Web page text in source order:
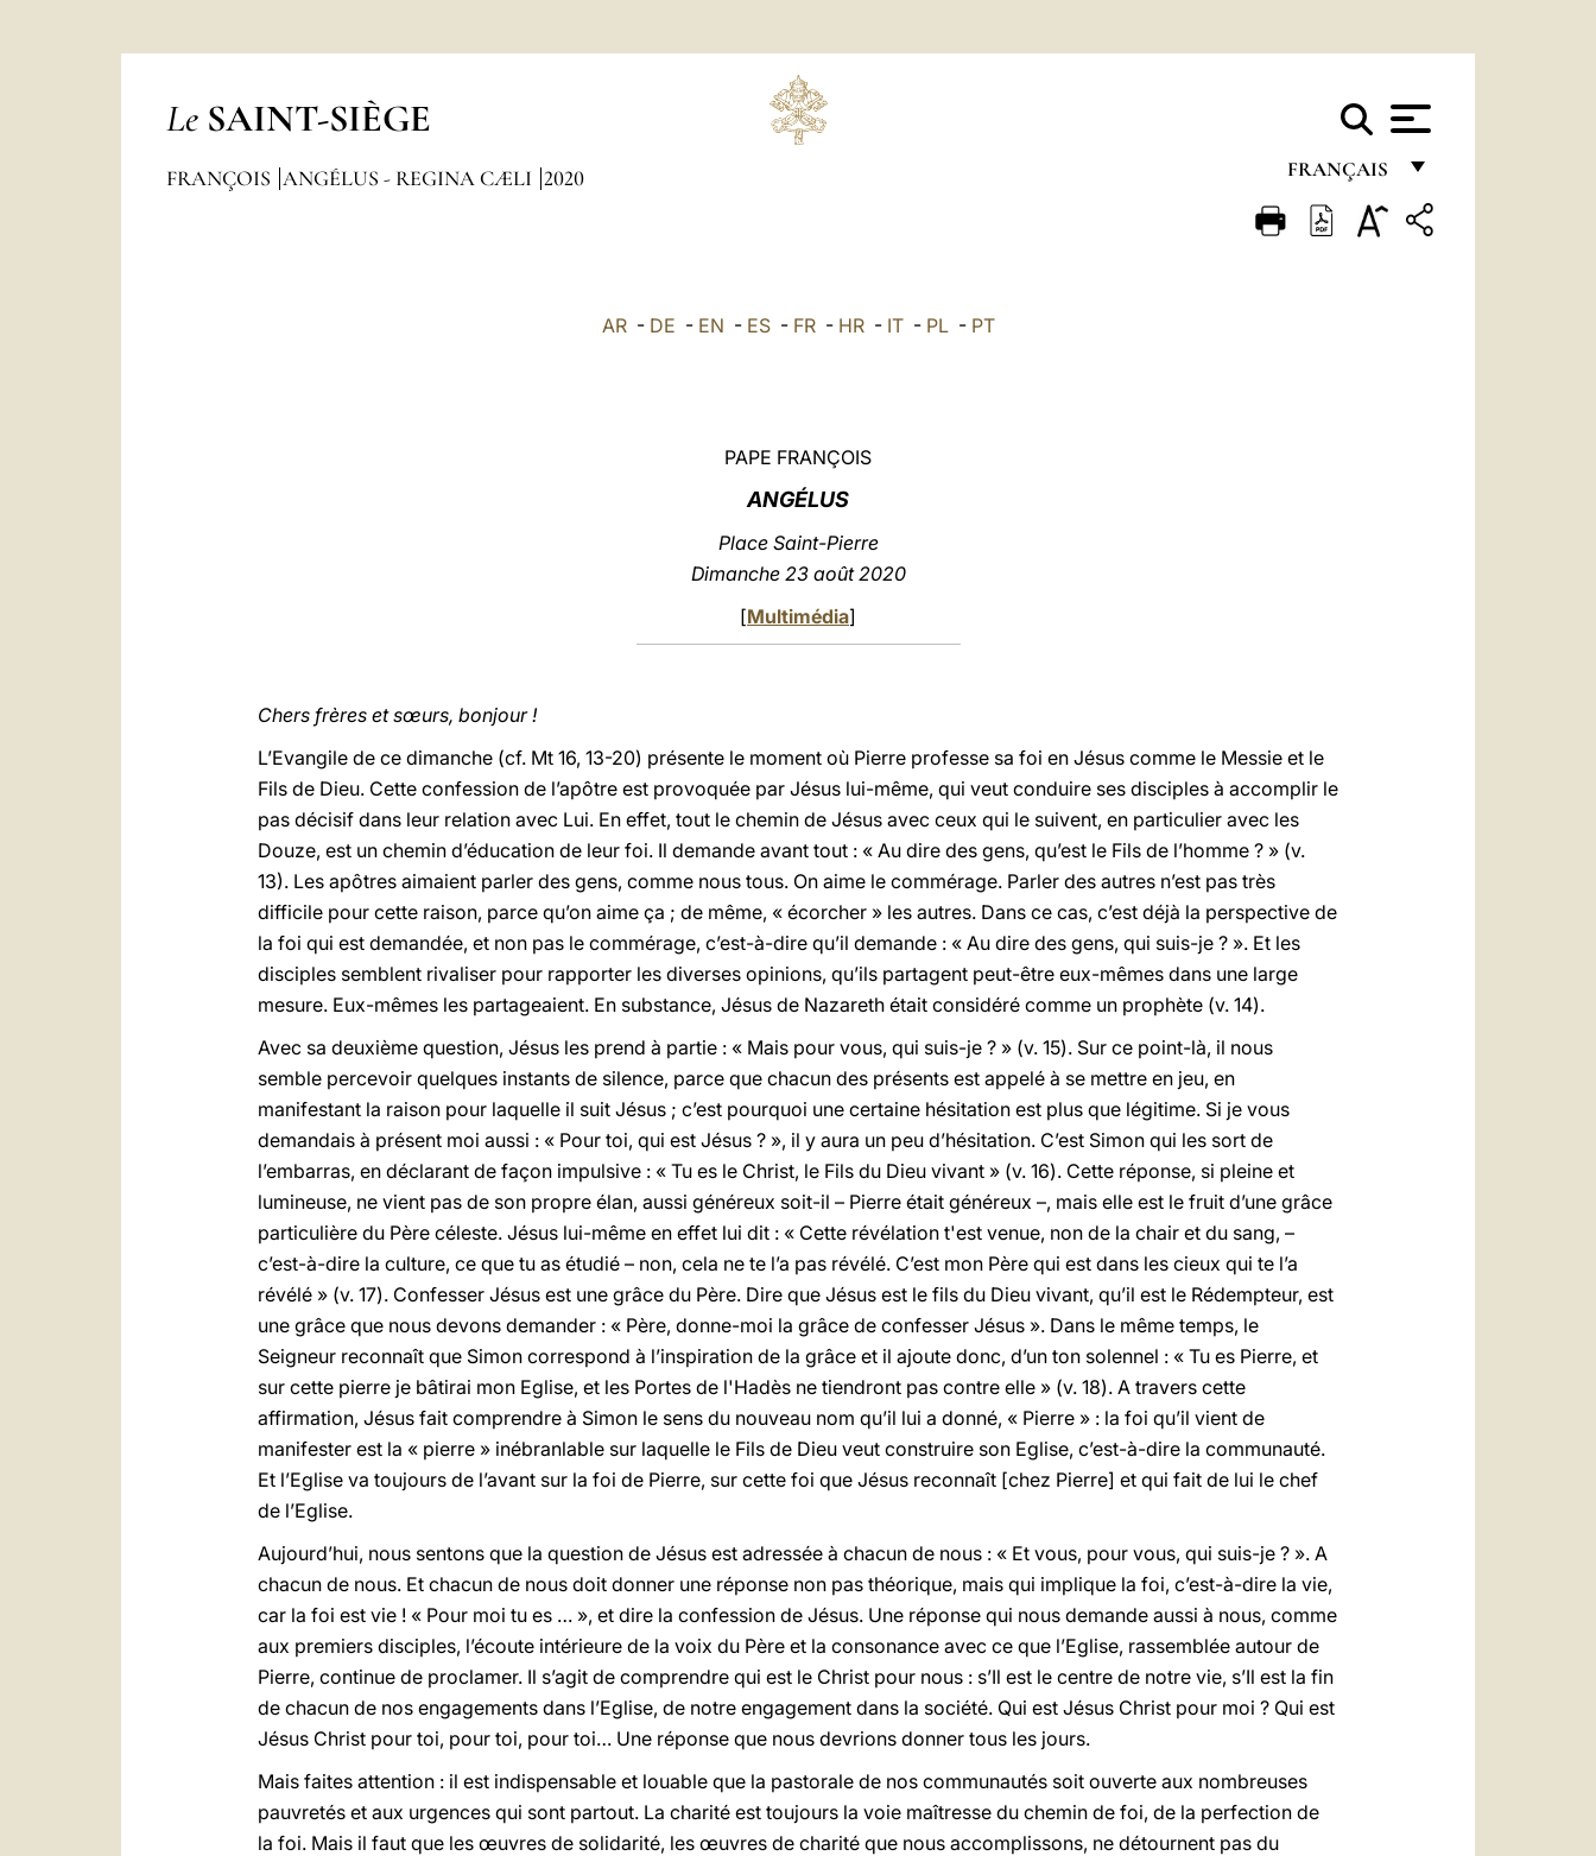
Le SAINT-SIÈGE
FRANÇAIS
FRANÇAIS
FRANÇOIS ANGÉLUS - REGINA CÆLI 2020
AR- DE - EN - ES- FR- HR- IT- PL- PT
PAPE FRANÇOIS
ANGÉLUS
Place Saint-Pierre
Dimanche 23 août 2020
[Multimédia]
Chers frères et sœurs, bonjour !
L’Evangile de ce dimanche (cf. Mt 16, 13-20) présente le moment où Pierre professe sa foi en Jésus comme le Messie et le
Fils de Dieu. Cette confession de l’apôtre est provoquée par Jésus lui-même, qui veut conduire ses disciples à accomplir le
pas décisif dans leur relation avec Lui. En effet, tout le chemin de Jésus avec ceux qui le suivent, en particulier avec les
Douze, est un chemin d’éducation de leur foi. Il demande avant tout : « Au dire des gens, qu’est le Fils de l’homme ? » (v.
13). Les apôtres aimaient parler des gens, comme nous tous. On aime le commérage. Parler des autres n’est pas très
difficile pour cette raison, parce qu’on aime ça ; de même, « écorcher » les autres. Dans ce cas, c’est déjà la perspective de
la foi qui est demandée, et non pas le commérage, c’est-à-dire qu’il demande : « Au dire des gens, qui suis-je ? ». Et les
disciples semblent rivaliser pour rapporter les diverses opinions, qu’ils partagent peut-être eux-mêmes dans une large
mesure. Eux-mêmes les partageaient. En substance, Jésus de Nazareth était considéré comme un prophète (v. 14).
Avec sa deuxième question, Jésus les prend à partie : « Mais pour vous, qui suis-je ? » (v. 15). Sur ce point-là, il nous
semble percevoir quelques instants de silence, parce que chacun des présents est appelé à se mettre en jeu, en
manifestant la raison pour laquelle il suit Jésus ; c’est pourquoi une certaine hésitation est plus que légitime. Si je vous
demandais à présent moi aussi : « Pour toi, qui est Jésus ? », il y aura un peu d’hésitation. C’est Simon qui les sort de
l’embarras, en déclarant de façon impulsive : « Tu es le Christ, le Fils du Dieu vivant » (v. 16). Cette réponse, si pleine et
lumineuse, ne vient pas de son propre élan, aussi généreux soit-il – Pierre était généreux –, mais elle est le fruit d’une grâce
particulière du Père céleste. Jésus lui-même en effet lui dit : « Cette révélation t'est venue, non de la chair et du sang, –
c’est-à-dire la culture, ce que tu as étudié – non, cela ne te l’a pas révélé. C’est mon Père qui est dans les cieux qui te l’a
révélé » (v. 17). Confesser Jésus est une grâce du Père. Dire que Jésus est le fils du Dieu vivant, qu’il est le Rédempteur, est
une grâce que nous devons demander : « Père, donne-moi la grâce de confesser Jésus ». Dans le même temps, le
Seigneur reconnaît que Simon correspond à l’inspiration de la grâce et il ajoute donc, d’un ton solennel : « Tu es Pierre, et
sur cette pierre je bâtirai mon Eglise, et les Portes de l'Hadès ne tiendront pas contre elle » (v. 18). A travers cette
affirmation, Jésus fait comprendre à Simon le sens du nouveau nom qu’il lui a donné, « Pierre » : la foi qu’il vient de
manifester est la « pierre » inébranlable sur laquelle le Fils de Dieu veut construire son Eglise, c’est-à-dire la communauté.
Et l’Eglise va toujours de l’avant sur la foi de Pierre, sur cette foi que Jésus reconnaît [chez Pierre] et qui fait de lui le chef
de l’Eglise.
Aujourd’hui, nous sentons que la question de Jésus est adressée à chacun de nous : « Et vous, pour vous, qui suis-je ? ». A
chacun de nous. Et chacun de nous doit donner une réponse non pas théorique, mais qui implique la foi, c’est-à-dire la vie,
car la foi est vie ! « Pour moi tu es … », et dire la confession de Jésus. Une réponse qui nous demande aussi à nous, comme
aux premiers disciples, l’écoute intérieure de la voix du Père et la consonance avec ce que l’Eglise, rassemblée autour de
Pierre, continue de proclamer. Il s’agit de comprendre qui est le Christ pour nous : s’Il est le centre de notre vie, s’Il est la fin
de chacun de nos engagements dans l’Eglise, de notre engagement dans la société. Qui est Jésus Christ pour moi ? Qui est
Jésus Christ pour toi, pour toi, pour toi… Une réponse que nous devrions donner tous les jours.
Mais faites attention : il est indispensable et louable que la pastorale de nos communautés soit ouverte aux nombreuses
pauvretés et aux urgences qui sont partout. La charité est toujours la voie maîtresse du chemin de foi, de la perfection de
la foi. Mais il faut que les œuvres de solidarité, les œuvres de charité que nous accomplissons, ne détournent pas du